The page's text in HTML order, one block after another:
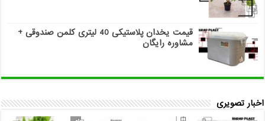
قیمت یخدان پلاستیکی 40 لیتری کلمن صندوقی +
مشاوره رایگان
اخبار تصویری